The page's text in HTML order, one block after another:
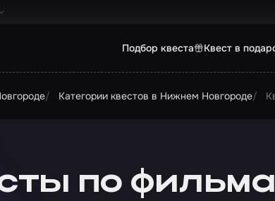
Подбор квеста Квест в
Категории квестов в Нижнем Новгороде
по